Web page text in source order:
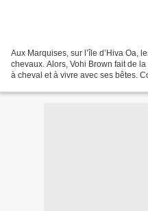
Aux Marquises, sur l’île d’Hiva Oa,
chevaux. Alors, Vohi Brown fait de
à cheval et à vivre avec ses bêtes.